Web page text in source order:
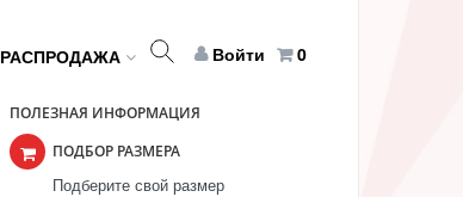
РАСПРОДАЖА Войти 0
ПОЛЕЗНАЯ ИНФОРМАЦИЯ
ПОДБОР РАЗМЕРА
Подберите свой размер